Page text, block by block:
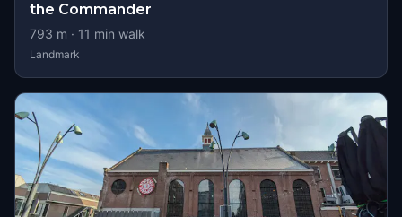
the Commander
793 m · 11 min walk
Landmark